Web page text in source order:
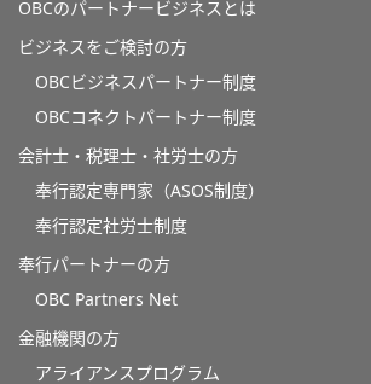
OBCのパートナービジネスとは
ビジネスをご検討の方
OBCビジネスパートナー制度
OBCコネクトパートナー制度
会計士・税理士・社労士の方
奉行認定専門家（ASOS制度）
奉行認定社労士制度
奉行パートナーの方
OBC Partners Net
金融機関の方
アライアンスプログラム